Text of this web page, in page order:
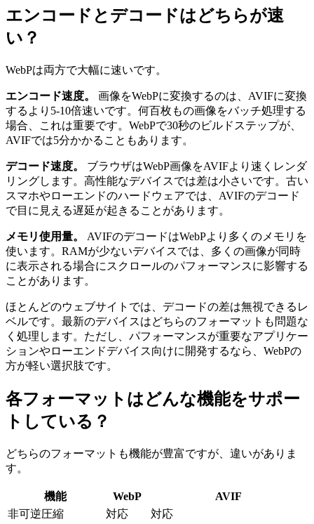
エンコードとデコードはどちらが速
い？
WebPは両方で大幅に速いです。
エンコード速度。
画像をWebPに変換するのは、AVIFに変換
するより5-10倍速いです。何百枚もの画像をバッチ処理する
場合、これは重要です。WebPで30秒のビルドステップが、
AVIFでは5分かかることもあります。
デコード速度。
ブラウザはWebP画像をAVIFより速くレンダ
リングします。高性能なデバイスでは差は小さいです。古い
スマホやローエンドのハードウェアでは、AVIFのデコード
で目に見える遅延が起きることがあります。
メモリ使用量。
AVIFのデコードはWebPより多くのメモリを
使います。RAMが少ないデバイスでは、多くの画像が同時
に表示される場合にスクロールのパフォーマンスに影響する
ことがあります。
ほとんどのウェブサイトでは、デコードの差は無視できるレ
ベルです。最新のデバイスはどちらのフォーマットも問題な
く処理します。ただし、パフォーマンスが重要なアプリケー
ションやローエンドデバイス向けに開発するなら、WebPの
方が軽い選択肢です。
各フォーマットはどんな機能をサポー
トしている？
どちらのフォーマットも機能が豊富ですが、違いがありま
す。
機能 WebP
AVIF
非可逆圧縮
対応
対応